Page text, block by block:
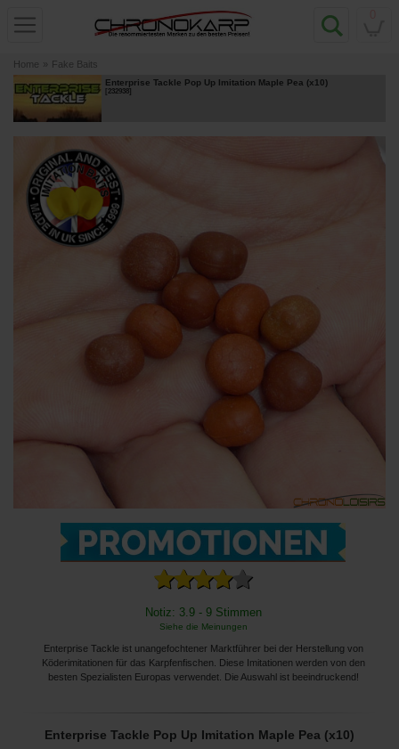
Home » Fake Baits
Enterprise Tackle Pop Up Imitation Maple Pea (x10)
[232938]
Notiz: 3.9 - 9 Stimmen
Siehe die Meinungen
Enterprise Tackle ist unangefochtener Marktführer bei der Herstellung von
Köderimitationen für das Karpfenfischen. Diese Imitationen werden von den
besten Spezialisten Europas verwendet. Die Auswahl ist beeindruckend!
Enterprise Tackle Pop Up Imitation Maple Pea (x10)